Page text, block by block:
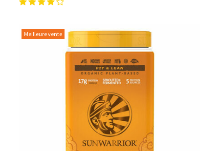
LE PLAISIR D’UN DESSERT GLACÉ, SANS LE SUCRE EN
Meilleure vente